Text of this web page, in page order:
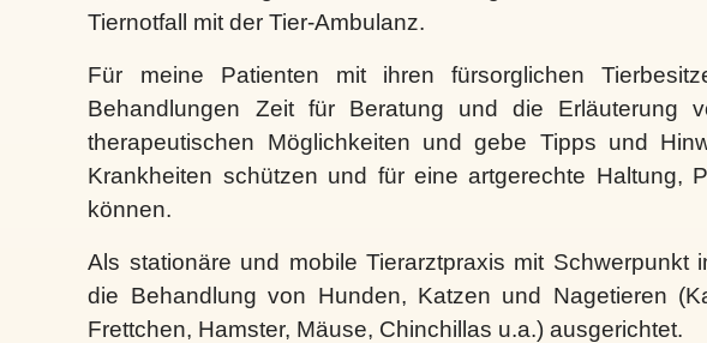
Tiernotfall mit der Tier-Ambulanz.
Für meine Patienten mit ihren fürsorglichen
Behandlungen Zeit für Beratung und die Erläuterung
therapeutischen Möglichkeiten und gebe Tipps und
Krankheiten schützen und für eine artgerechte Haltung,
können.
Als stationäre und mobile Tierarztpraxis mit Schwerpunkt
die Behandlung von Hunden, Katzen und Nagetieren
Frettchen, Hamster, Mäuse, Chinchillas u.a.) ausgerichtet.